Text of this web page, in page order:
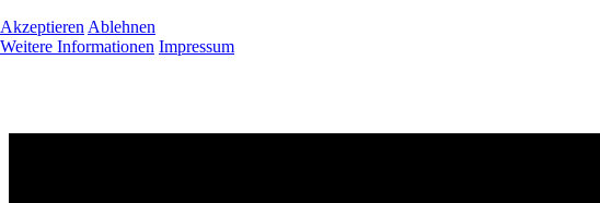
Akzeptieren Ablehnen
Weitere Informationen Impressum